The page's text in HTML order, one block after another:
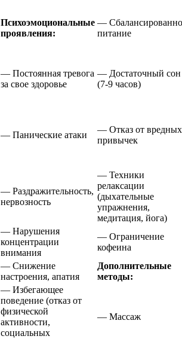
Психоэмоциональные
проявления:
—
питание
— Постоянная тревога
за свое здоровье
— Достаточный сон
(7-9 часов)
— Панические атаки
— Отказ от вредных
привычек
— Раздражительность,
нервозность
— Техники
релаксации
(дыхательные
упражнения,
медитация, йога)
— Нарушения
концентрации
внимания
— Ограничение
кофеина
— Снижение
настроения, апатия
Дополнительные
методы:
— Избегающее
поведение (отказ от
физической
активности,
социальных
— Массаж